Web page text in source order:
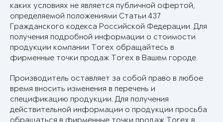
каких условиях не является публичной офертой,
определяемой положениями Статьи 437
Гражданского кодекса Российской Федерации. Для
получения подробной информации о стоимости
продукции компании Torex обращайтесь в
фирменные точки продаж Torex в Вашем городе.
Производитель оставляет за собой право в любое
время вносить изменения в перечень и
спецификацию продукции. Для получения
действительной информации о продукции просьба
обращаться в фирменные точки продаж Torex в